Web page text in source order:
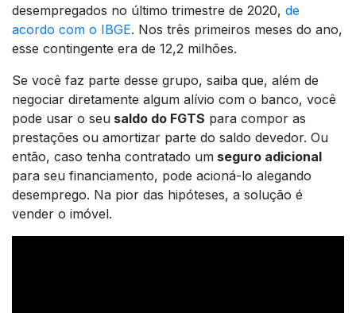
desempregados no último trimestre de 2020, de
acordo com o IBGE. Nos três primeiros meses do ano,
esse contingente era de 12,2 milhões.
Se você faz parte desse grupo, saiba que, além de
negociar diretamente algum alívio com o banco, você
pode usar o seu saldo do FGTS para compor as
prestações ou amortizar parte do saldo devedor. Ou
então, caso tenha contratado um seguro adicional
para seu financiamento, pode acioná-lo alegando
desemprego. Na pior das hipóteses, a solução é
vender o imóvel.